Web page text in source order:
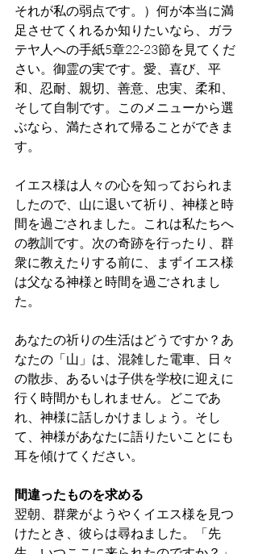
それが私の弱点です。）何が本当に満
足させてくれるか知りたいなら、ガラ
テヤ人への手紙5章22-23節を見てくだ
さい。御霊の実です。愛、喜び、平
和、忍耐、親切、善意、忠実、柔和、
そして自制です。このメニューから選
ぶなら、満たされて帰ることができま
す。
イエス様は人々の心を知っておられま
したので、山に退いて祈り、神様と時
間を過ごされました。これは私たちへ
の教訓です。次の奇跡を行ったり、群
衆に教えたりする前に、まずイエス様
は父なる神様と時間を過ごされまし
た。
あなたの祈りの生活はどうですか？あ
なたの「山」は、混雑した電車、日々
の散歩、あるいは子供を学校に迎えに
行く時間かもしれません。どこであ
れ、神様に話しかけましょう。そし
て、神様があなたに語りたいことにも
耳を傾けてください。
間違ったものを求める
翌朝、群衆がようやくイエス様を見つ
けたとき、彼らは尋ねました。「先